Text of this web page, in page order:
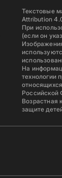
Текстовые
Attribution
При
(если он
На
технологии
Российской
Возрастная
защите